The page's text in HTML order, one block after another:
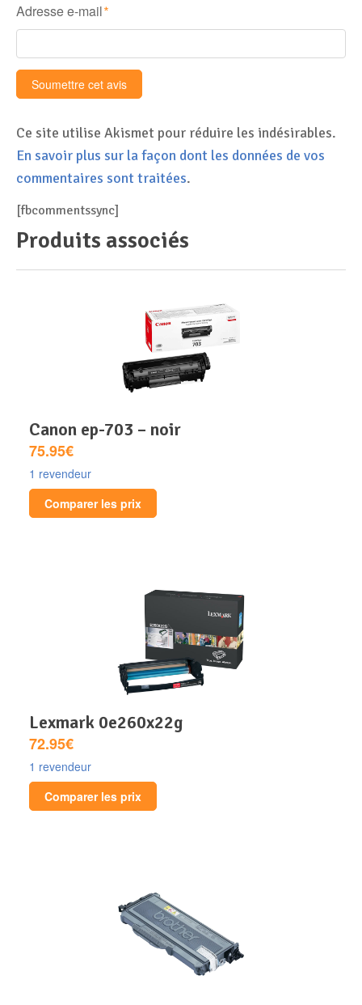
Adresse e-mail *
Ce site utilise Akismet pour réduire les indésirables.
En savoir plus sur la façon dont les données de vos
commentaires sont traitées.
[fbcommentssync]
Produits associés
canon ep-703 – noir
75.95€
1 revendeur
Comparer les prix
lexmark 0e260x22g
72.95€
1 revendeur
Comparer les prix